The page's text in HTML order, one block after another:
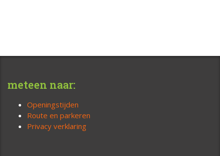
meteen naar:
Openingstijden
Route en parkeren
Privacy verklaring